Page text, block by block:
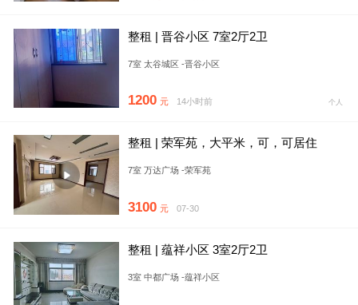
整租 | 晋谷小区 7室2厅2卫
7室 太谷城区 -晋谷小区
1200 元 14小时前 个人
整租 | 荣军苑，大平米，可，可居住
7室 万达广场 -荣军苑
3100 元 07-30
整租 | 蕴祥小区 3室2厅2卫
3室 中都广场 -蕴祥小区